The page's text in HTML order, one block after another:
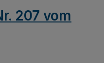
207 vom